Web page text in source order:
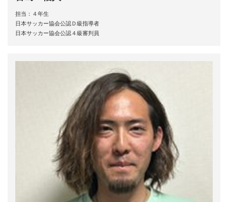
担当：４年生
日本サッカー協会公認Ｄ級指導者
日本サッカー協会公認４級審判員